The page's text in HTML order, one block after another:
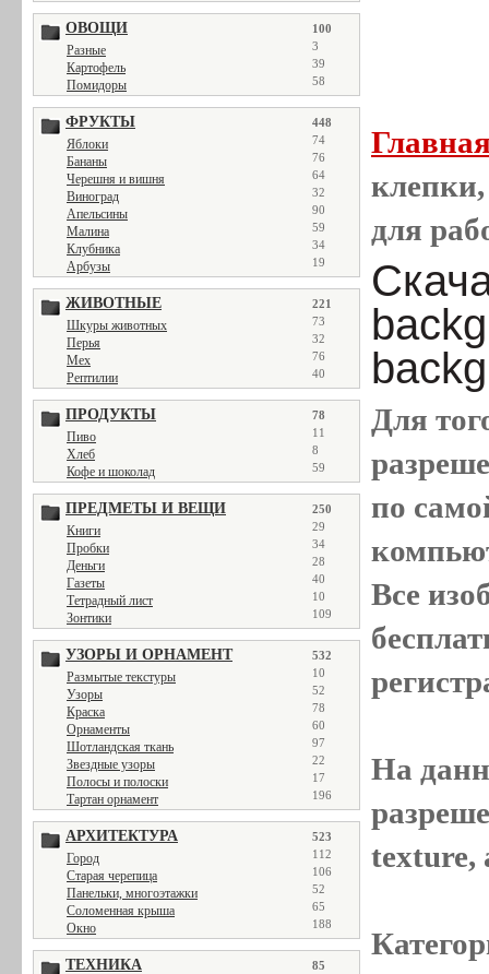
ОВОЩИ 100
Разные 3
Картофель 39
Помидоры 58
ФРУКТЫ 448
Яблоки 74
Бананы 76
Черешня и вишня 64
Виноград 32
Апельсины 90
Малина 59
Клубника 34
Арбузы 19
ЖИВОТНЫЕ 221
Шкуры животных 73
Перья 32
Мех 76
Рептилии 40
ПРОДУКТЫ 78
Пиво 11
Хлеб 8
Кофе и шоколад 59
ПРЕДМЕТЫ И ВЕЩИ 250
Книги 29
Пробки 34
Деньги 28
Газеты 40
Тетрадный лист 10
Зонтики 109
УЗОРЫ И ОРНАМЕНТ 532
Размытые текстуры 10
Узоры 52
Краска 78
Орнаменты 60
Шотландская ткань 97
Звездные узоры 22
Полосы и полоски 17
Тартан орнамент 196
АРХИТЕКТУРА 523
Город 112
Старая черепица 106
Панельки, многоэтажки 52
Соломенная крыша 65
Окно 188
ТЕХНИКА 85
для
Для
по
Все
На
texture,